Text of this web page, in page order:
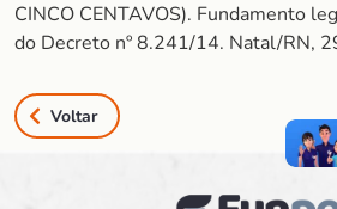
CINCO CENTAVOS). Fundamento
do Decreto nº 8.241/14. Natal/RN,
Voltar